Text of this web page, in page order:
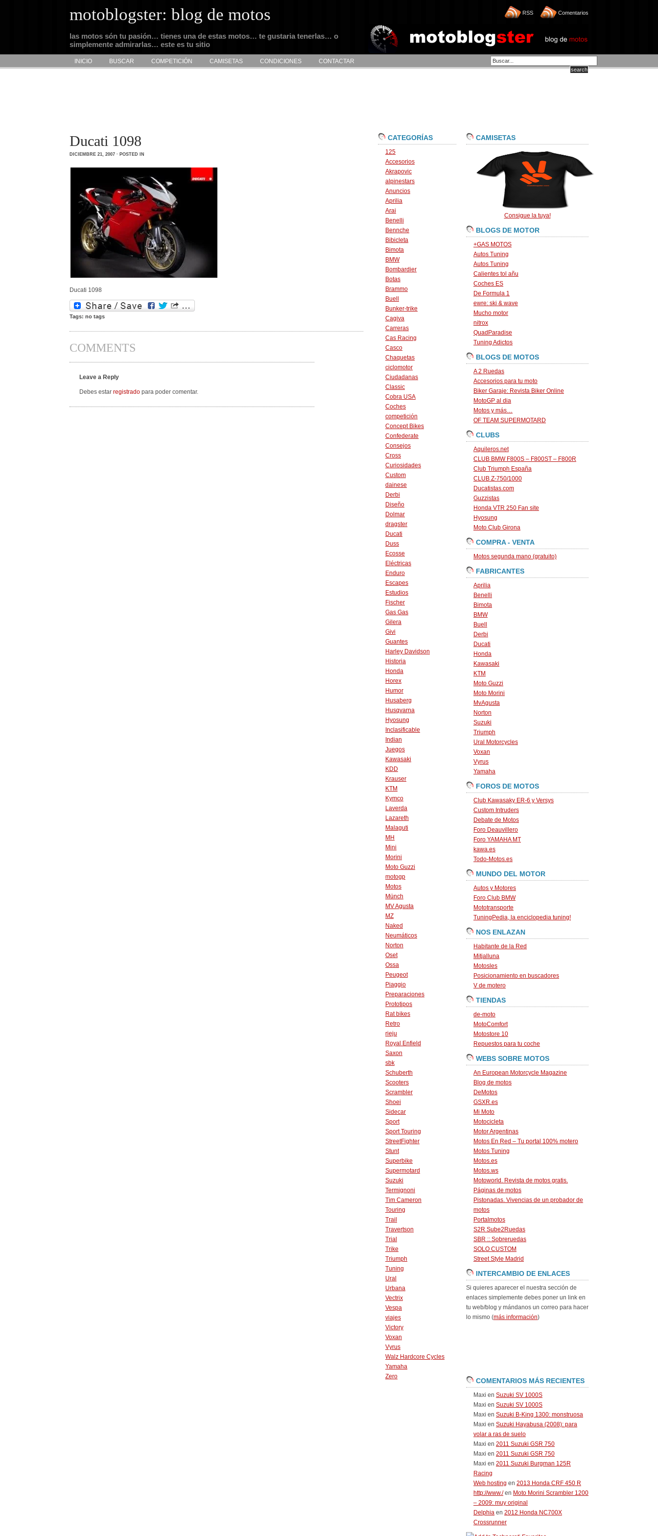
motoblogster: blog de motos
las motos són tu pasión… tienes una de estas motos… te gustaria tenerlas… o
simplemente admirarlas… este es tu sitio
RSS Comentarios
INICIO BUSCAR COMPETICIÓN CAMISETAS CONDICIONES CONTACTAR
Ducati 1098
DICIEMBRE 21, 2007 · POSTED IN
Ducati 1098
Tags: no tags
COMMENTS
Leave a Reply
Debes estar registrado para poder comentar.
CATEGORÍAS
125
Accesorios
Akrapovic
alpinestars
Anuncios
Aprilia
Arai
Benelli
Bennche
Bibicleta
Bimota
BMW
Bombardier
Botas
Brammo
Buell
Bunker-trike
Cagiva
Carreras
Cas Racing
Casco
Chaquetas
ciclomotor
Ciudadanas
Classic
Cobra USA
Coches
competición
Concept Bikes
Confederate
Consejos
Cross
Curiosidades
Custom
dainese
Derbi
Diseño
Dolmar
dragster
Ducati
Duss
Ecosse
Eléctricas
Enduro
Escapes
Estudios
Fischer
Gas Gas
Gilera
Givi
Guantes
Harley Davidson
Historia
Honda
Horex
Humor
Husaberg
Husqvarna
Hyosung
Inclasificable
Indian
Juegos
Kawasaki
KDD
Krauser
KTM
Kymco
Laverda
Lazareth
Malaguti
MH
Mini
Morini
Moto Guzzi
motogp
Motos
Münch
MV Agusta
MZ
Naked
Neumáticos
Norton
Oset
Ossa
Peugeot
Piaggio
Preparaciones
Prototipos
Rat bikes
Retro
rieju
Royal Enfield
Saxon
sbk
Schuberth
Scooters
Scrambler
Shoei
Sidecar
Sport
Sport Touring
StreetFighter
Stunt
Superbike
Supermotard
Suzuki
Termignoni
Tim Cameron
Touring
Trail
Travertson
Trial
Trike
Triumph
Tuning
Ural
Urbana
Vectrix
Vespa
viajes
Victory
Voxan
Vyrus
Walz Hardcore Cycles
Yamaha
Zero
CAMISETAS
Consigue la tuya!
BLOGS DE MOTOR
+GAS MOTOS
Autos Tuning
Autos Tuning
Calientes tol añu
Coches ES
De Formula 1
ewre: ski & wave
Mucho motor
nitrox
QuadParadise
Tuning Adictos
BLOGS DE MOTOS
A 2 Ruedas
Accesorios para tu moto
Biker Garaje: Revista Biker Online
MotoGP al dia
Motos y más…
OF TEAM SUPERMOTARD
CLUBS
Aquileros.net
CLUB BMW F800S – F800ST – F800R
Club Triumph España
CLUB Z-750/1000
Ducatistas.com
Guzzistas
Honda VTR 250 Fan site
Hyosung
Moto Club Girona
COMPRA - VENTA
Motos segunda mano (gratuito)
FABRICANTES
Aprilia
Benelli
Bimota
BMW
Buell
Derbi
Ducati
Honda
Kawasaki
KTM
Moto Guzzi
Moto Morini
MvAgusta
Norton
Suzuki
Triumph
Ural Motorcycles
Voxan
Vyrus
Yamaha
FOROS DE MOTOS
Club Kawasaky ER-6 y Versys
Custom Intruders
Debate de Motos
Foro Deauvillero
Foro YAMAHA MT
kawa.es
Todo-Motos.es
MUNDO DEL MOTOR
Autos y Motores
Foro Club BMW
Mototransporte
TuningPedia, la enciclopedia tuning!
NOS ENLAZAN
Habitante de la Red
Mitjalluna
Motosles
Posicionamiento en buscadores
V de motero
TIENDAS
de-moto
MotoComfort
Motostore 10
Repuestos para tu coche
WEBS SOBRE MOTOS
An European Motorcycle Magazine
Blog de motos
DeMotos
GSXR.es
Mi Moto
Motocicleta
Motor Argentinas
Motos En Red – Tu portal 100% motero
Motos Tuning
Motos.es
Motos.ws
Motoworld. Revista de motos gratis.
Páginas de motos
Pistonadas. Vivencias de un probador de
motos
Portalmotos
S2R Sube2Ruedas
SBR :: Sobreruedas
SOLO CUSTOM
Street Style Madrid
INTERCAMBIO DE ENLACES
Si quieres aparecer el nuestra sección de
enlaces simplemente debes poner un link en
tu web/blog y mándanos un correo para hacer
lo mismo (más información)
COMENTARIOS MÁS RECIENTES
Maxi en Suzuki SV 1000S
Maxi en Suzuki SV 1000S
Maxi en Suzuki B-King 1300: monstruosa
Maxi en Suzuki Hayabusa (2008): para
volar a ras de suelo
Maxi en 2011 Suzuki GSR 750
Maxi en 2011 Suzuki GSR 750
Maxi en 2011 Suzuki Burgman 125R
Racing
Web hosting en 2013 Honda CRF 450 R
http://www./en Moto Morini Scrambler 1200
– 2009: muy original
Delphia en 2012 Honda NC700X
Crossrunner